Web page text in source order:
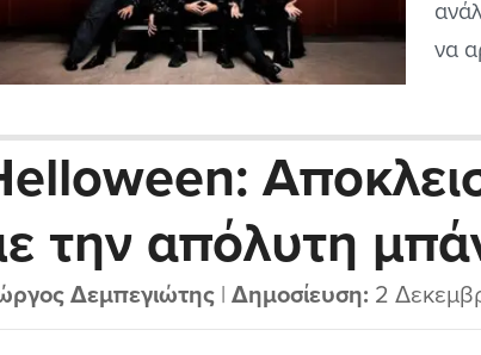
να
την απόλυτη
speed
Δεμπεγιώτης |Δημοσίευση: 2